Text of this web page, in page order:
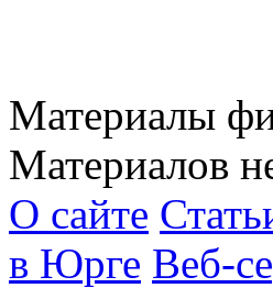
Материалы
Материалов
О сайте
в Юрге Веб-